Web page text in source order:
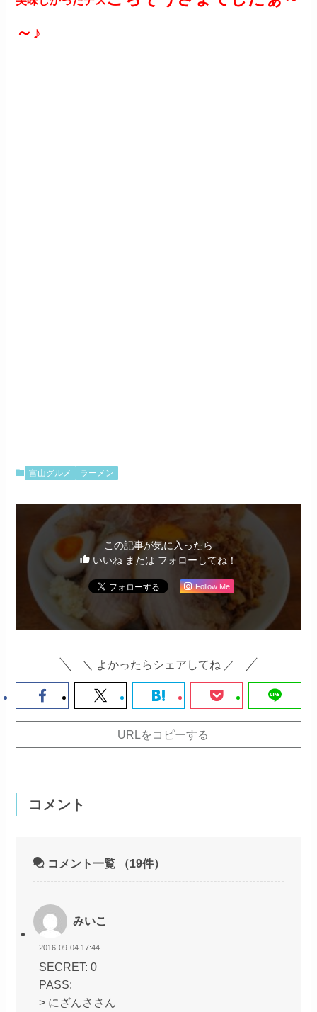
～♪
富山グルメ ラーメン
この記事が気に入ったら
いいね または フォローしてね！
Follow Me
＼ よかったらシェアしてね ／
URLをコピーする
コメント
コメント一覧 （19件）
みいこ
2016-09-04 17:44
SECRET: 0
PASS:
> にざんささん